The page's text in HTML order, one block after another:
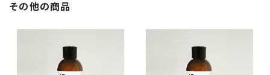
その他の商品